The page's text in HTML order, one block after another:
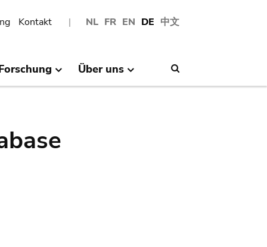
NL FR EN DE 中文
Kontakt
Über uns